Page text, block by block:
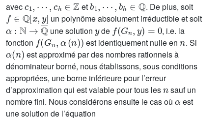
avec et . De plus, soit
f∈ℚ[x,y]
un polynôme absolument irréductible et soit
α :ℕ→ℚ¯
une solution
y
de
f(Gn,y)=0
, i.e. la
fonction
f G n,α(n))
est identiquement nulle en
n
. Si
α(n)
est approximé par des nombres rationnels à
dénominateur borné, nous établissons, sous conditions
appropriées, une borne inférieure pour l’erreur
d’approximation qui est valable pour tous les
n
sauf un
nombre fini. Nous considérons ensuite le cas où
α
est
une solution de l’équation